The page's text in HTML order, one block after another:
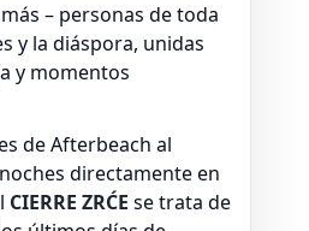
– personas de toda
y la diáspora, unidas
y momentos
de Afterbeach al
directamente en
CIERRE ZRĆE se trata de